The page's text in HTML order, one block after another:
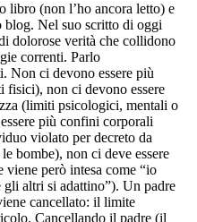
libro (non l’ho ancora letto) e
blog. Nel suo scritto di oggi
dolorose verità che collidono
correnti. Parlo
Non ci devono essere più
non ci devono essere
(limiti psicologici, mentali o
più confini corporali
violato per decreto da
bombe), non ci deve essere
però intesa come “io
altri si adattino”). Un padre
cancellato: il limite
Cancellando il padre (il